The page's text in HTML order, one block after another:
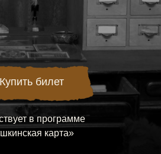
билет
в программе
карта»